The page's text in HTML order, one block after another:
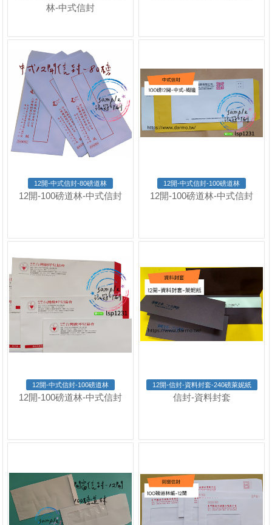
林-中式信封
12開-中式信封-80磅道林
12開-100磅道林-中式信封
12開-中式信封-100磅道林
12開-100磅道林-中式信封
12開-中式信封-100磅道林
12開-100磅道林-中式信封
12開-信封-資料封套-240磅萊妮紙
信封-資料封套